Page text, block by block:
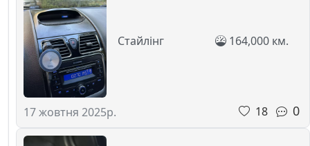
17 жовтня 2025р.
Стайлінг 164,000 км.
18 0